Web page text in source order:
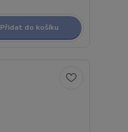
Přidat do košíku